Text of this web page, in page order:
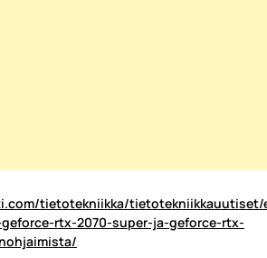
tietotekniikka/tietotekniikkauutiset/
rtx-2070-super-ja-geforce-rtx-